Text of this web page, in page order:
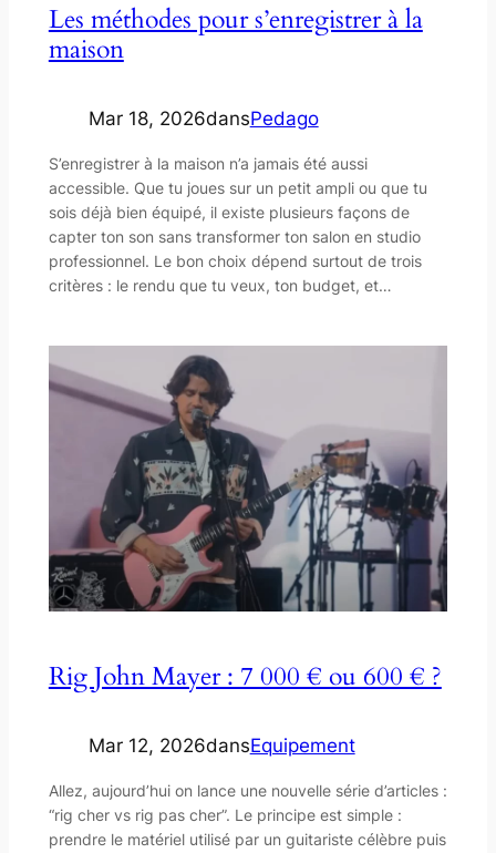
Les méthodes pour s’enregistrer à la
maison
Mar 18, 2026dansPedago
S’enregistrer à la maison n’a jamais été aussi
accessible. Que tu joues sur un petit ampli ou que tu
sois déjà bien équipé, il existe plusieurs façons de
capter ton son sans transformer ton salon en studio
professionnel. Le bon choix dépend surtout de trois
critères : le rendu que tu veux, ton budget, et…
Rig John Mayer : 7 000 € ou 600 € ?
Mar 12, 2026dansEquipement
Allez, aujourd’hui on lance une nouvelle série d’articles :
“rig cher vs rig pas cher”. Le principe est simple :
prendre le matériel utilisé par un guitariste célèbre puis